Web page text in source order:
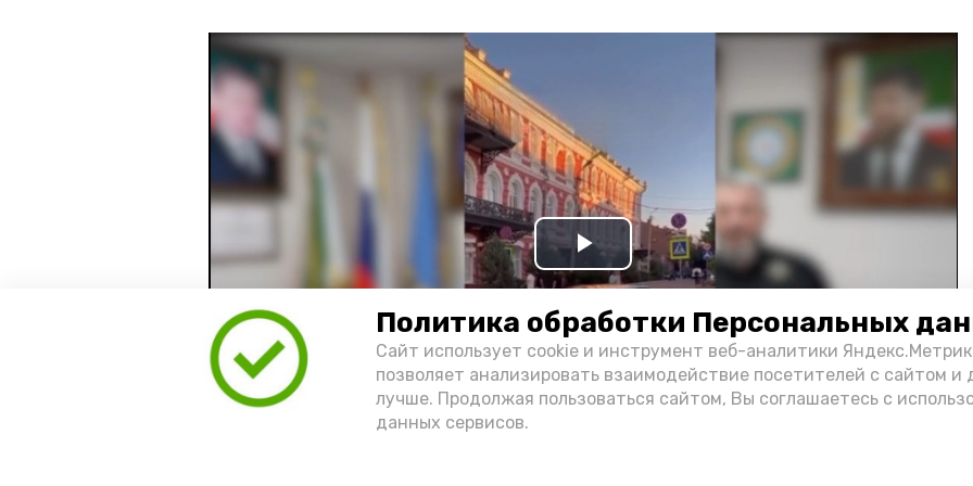
Политика обработки Персональных
Сайт использует cookie и инструмент веб-аналитики
позволяет анализировать взаимодействие посетителей с сайтом и
лучше. Продолжая пользоваться сайтом, Вы соглашаетесь с
данных сервисов.
Play
Video